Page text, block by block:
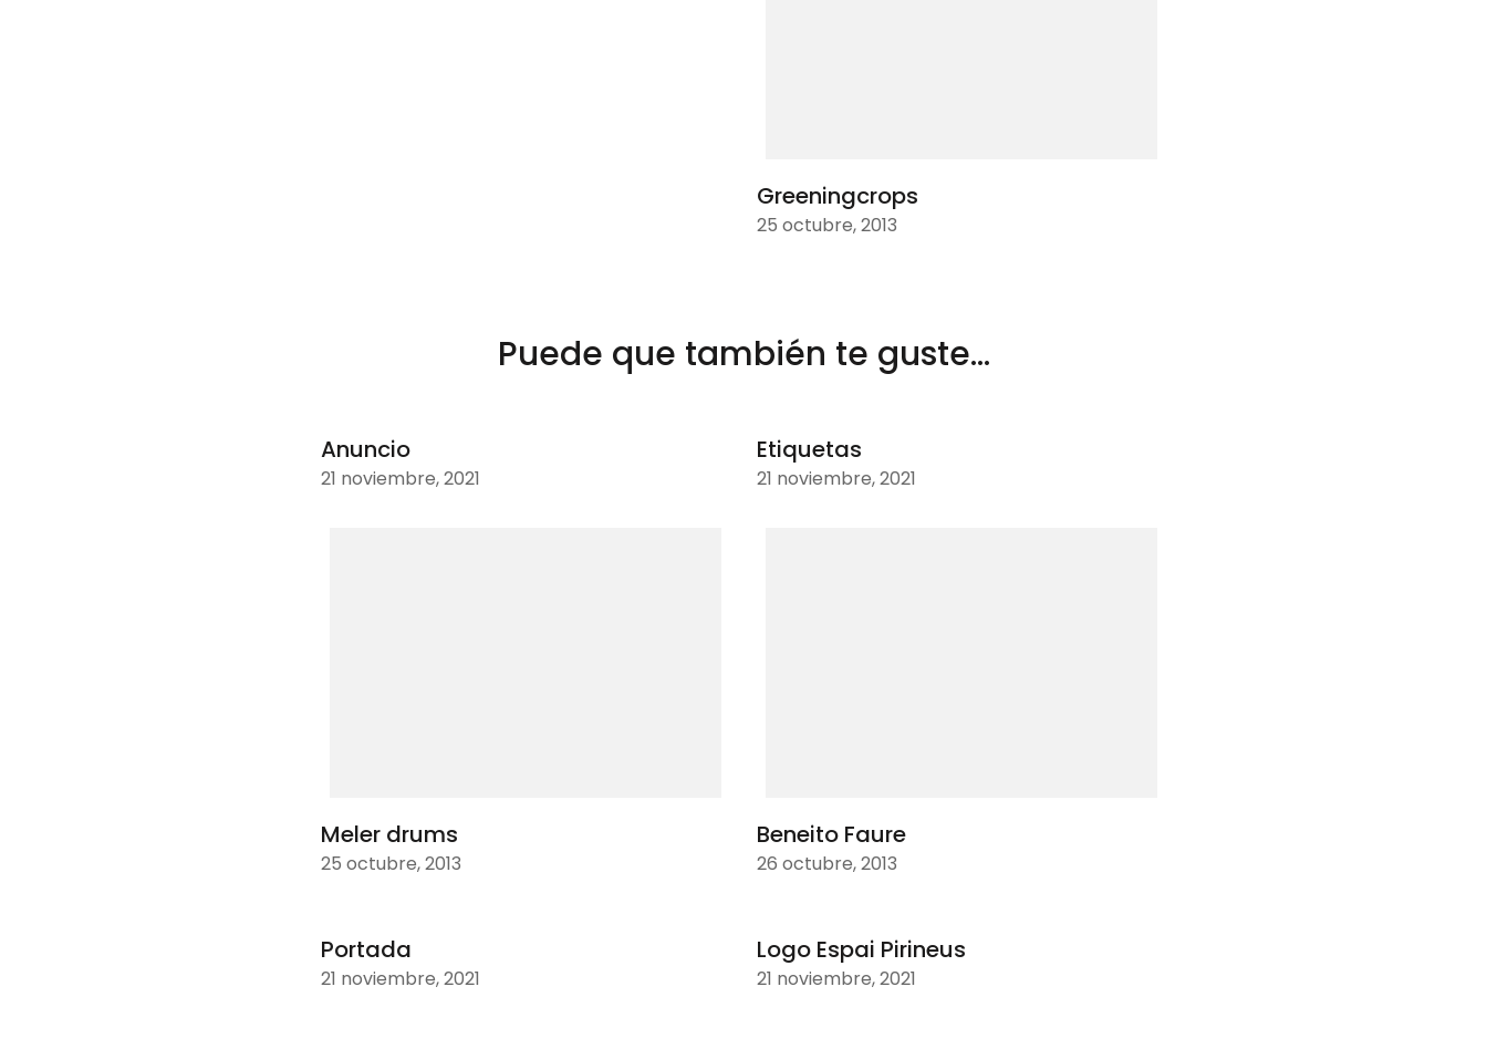
Greeningcrops
25 octubre, 2013
Puede que también te guste...
Anuncio
21 noviembre, 2021
Etiquetas
21 noviembre, 2021
Meler drums
25 octubre, 2013
Beneito Faure
26 octubre, 2013
Portada
21 noviembre, 2021
Logo Espai Pirineus
21 noviembre, 2021